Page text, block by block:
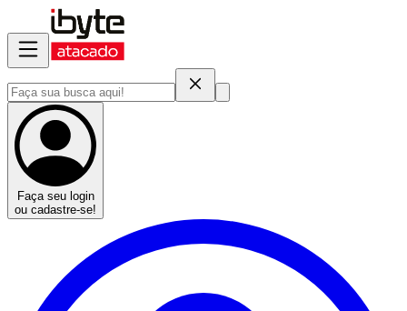
Faça seu login
ou cadastre-se!